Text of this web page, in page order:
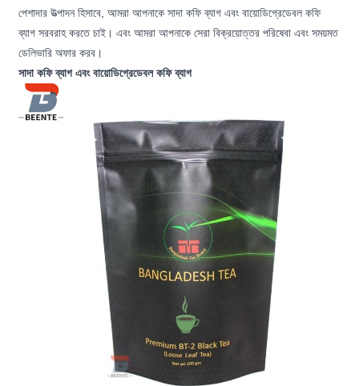
পেশাদার উত্পাদন হিসাবে, আমরা আপনাকে সাদা কফি ব্যাগ এবং বায়োডিগ্রেডেবল কফি
ব্যাগ সরবরাহ করতে চাই। এবং আমরা আপনাকে সেরা বিক্রয়োত্তর পরিষেবা এবং সময়মত
ডেলিভারি অফার করব।
সাদা কফি ব্যাগ এবং বায়োডিগ্রেডেবল কফি ব্যাগ